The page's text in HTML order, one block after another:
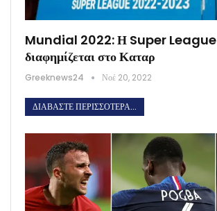
Mundial 2022: Η Super League
διαφημίζεται στο Καταρ
Greeknews24 Νοέ 20, 2022
ΔΙΑΒΆΣΤΕ ΠΕΡΙΣΣΌΤΕΡΑ...